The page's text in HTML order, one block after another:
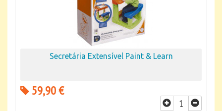
Secretária Extensível Paint & Learn
59,90 €